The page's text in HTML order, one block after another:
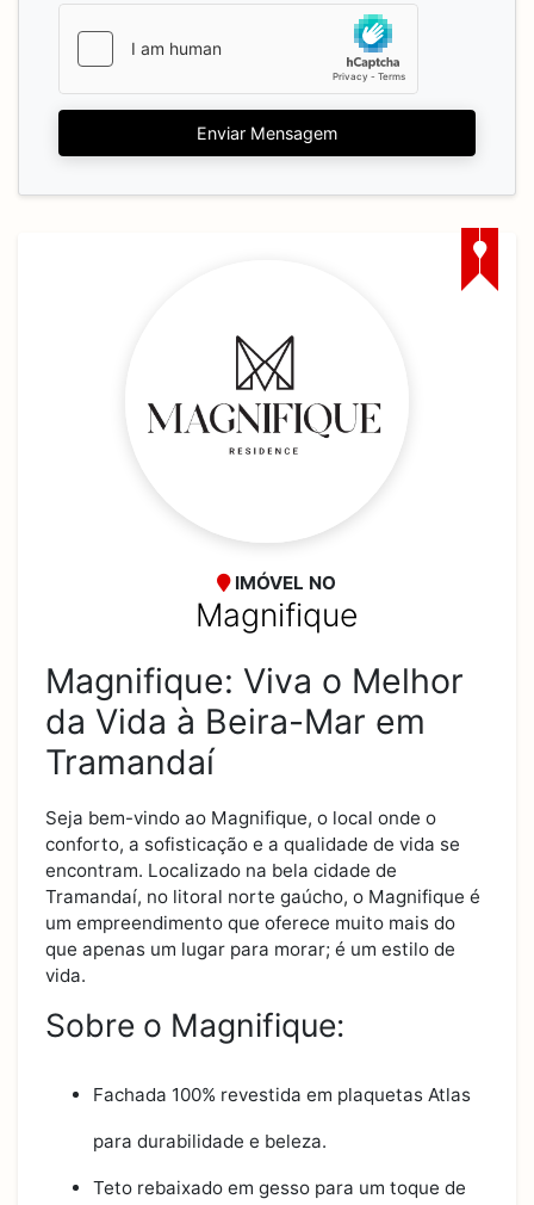
Enviar Mensagem
IMÓVEL NO
Magnifique
Magnifique: Viva o Melhor
da Vida à Beira-Mar em
Tramandaí
Seja bem-vindo ao Magnifique, o local onde o
conforto, a sofisticação e a qualidade de vida se
encontram. Localizado na bela cidade de
Tramandaí, no litoral norte gaúcho, o Magnifique é
um empreendimento que oferece muito mais do
que apenas um lugar para morar; é um estilo de
vida.
Sobre o Magnifique:
Fachada 100% revestida em plaquetas Atlas
para durabilidade e beleza.
Teto rebaixado em gesso para um toque de